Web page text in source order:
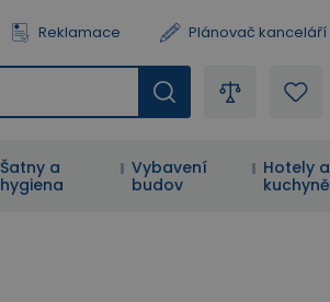
Reklamace Plánovač kanceláří
Šatny a
hygiena
Vybavení
budov
Hotely a
kuchyně